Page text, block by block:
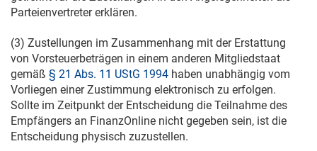
Parteienvertreter erklären.
(3) Zustellungen im Zusammenhang mit der Erstattung
von Vorsteuerbeträgen in einem anderen Mitgliedstaat
gemäß § 21 Abs. 11 UStG 1994 haben unabhängig vom
Vorliegen einer Zustimmung elektronisch zu erfolgen.
Sollte im Zeitpunkt der Entscheidung die Teilnahme des
Empfängers an FinanzOnline nicht gegeben sein, ist die
Entscheidung physisch zuzustellen.